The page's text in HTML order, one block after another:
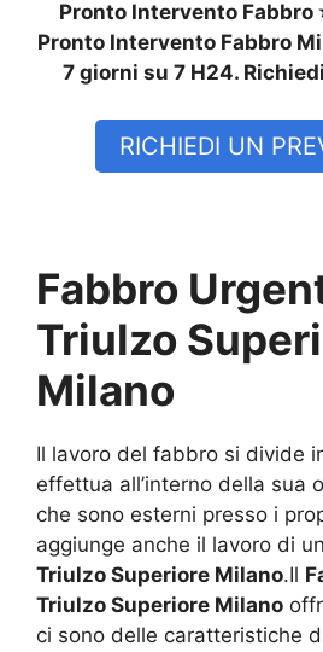
Pronto Intervento Fabbro
Pronto Intervento Fabbro
7 giorni su 7 H24.
RICHIEDI UN
Fabbro
Triulzo
Milano
Il lavoro del fabbro si divide
effettua all’interno della sua
che sono esterni presso i
aggiunge anche il lavoro di un
Triulzo Superiore Milano.Il
Triulzo Superiore Milano
ci sono delle caratteristiche